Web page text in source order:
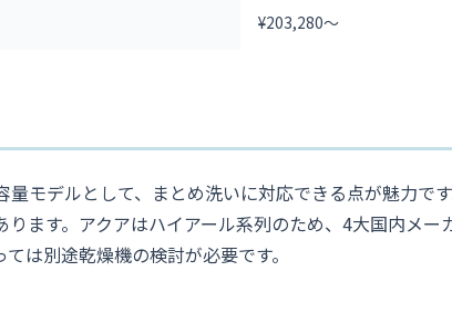
¥203,280～
モデルとして、まとめ洗いに対応できる点が魅力で
ます。アクアはハイアール系列のため、4大国内メ
は別途乾燥機の検討が必要です。